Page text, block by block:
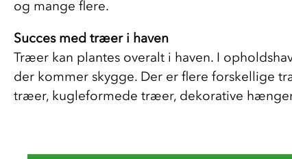
og mange flere.
Succes med træer i haven
Træer kan plantes overalt i haven. I
der kommer skygge. Der er flere forskellige
træer, kugleformede træer, dekorative